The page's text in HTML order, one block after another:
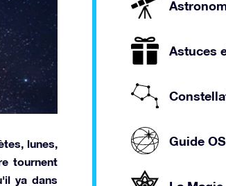
lunes,
tournent
ya dans
Astuces
Guide